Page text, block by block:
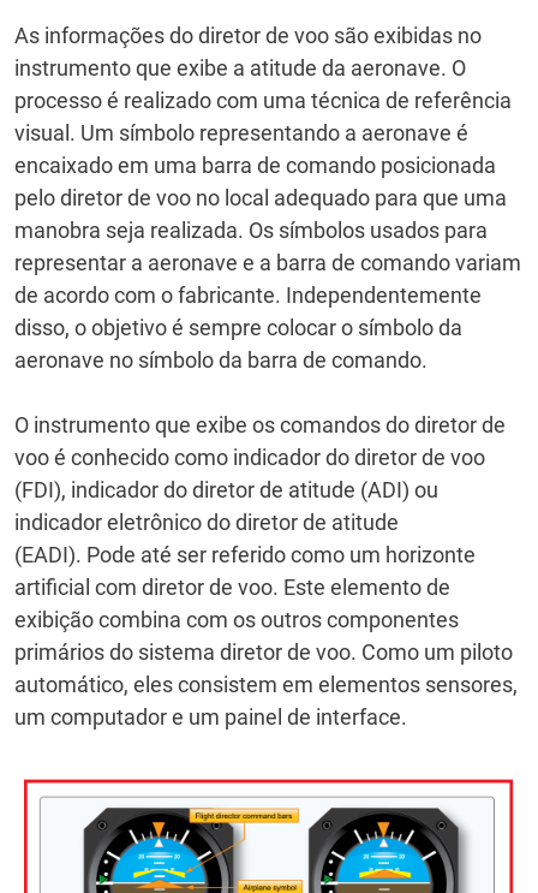
As informações do diretor de voo são exibidas no
instrumento que exibe a atitude da aeronave. O
processo é realizado com uma técnica de referência
visual. Um símbolo representando a aeronave é
encaixado em uma barra de comando posicionada
pelo diretor de voo no local adequado para que uma
manobra seja realizada. Os símbolos usados ​​para
representar a aeronave e a barra de comando variam
de acordo com o fabricante. Independentemente
disso, o objetivo é sempre colocar o símbolo da
aeronave no símbolo da barra de comando.
O instrumento que exibe os comandos do diretor de
voo é conhecido como indicador do diretor de voo
(FDI), indicador do diretor de atitude (ADI) ou
indicador eletrônico do diretor de atitude
(EADI). Pode até ser referido como um horizonte
artificial com diretor de voo. Este elemento de
exibição combina com os outros componentes
primários do sistema diretor de voo. Como um piloto
automático, eles consistem em elementos sensores,
um computador e um painel de interface.